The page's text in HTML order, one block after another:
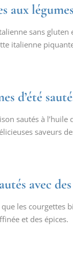
aux
sans
italienne
d’été
sautés à
saveurs
avec
les courgettes
et des épices.